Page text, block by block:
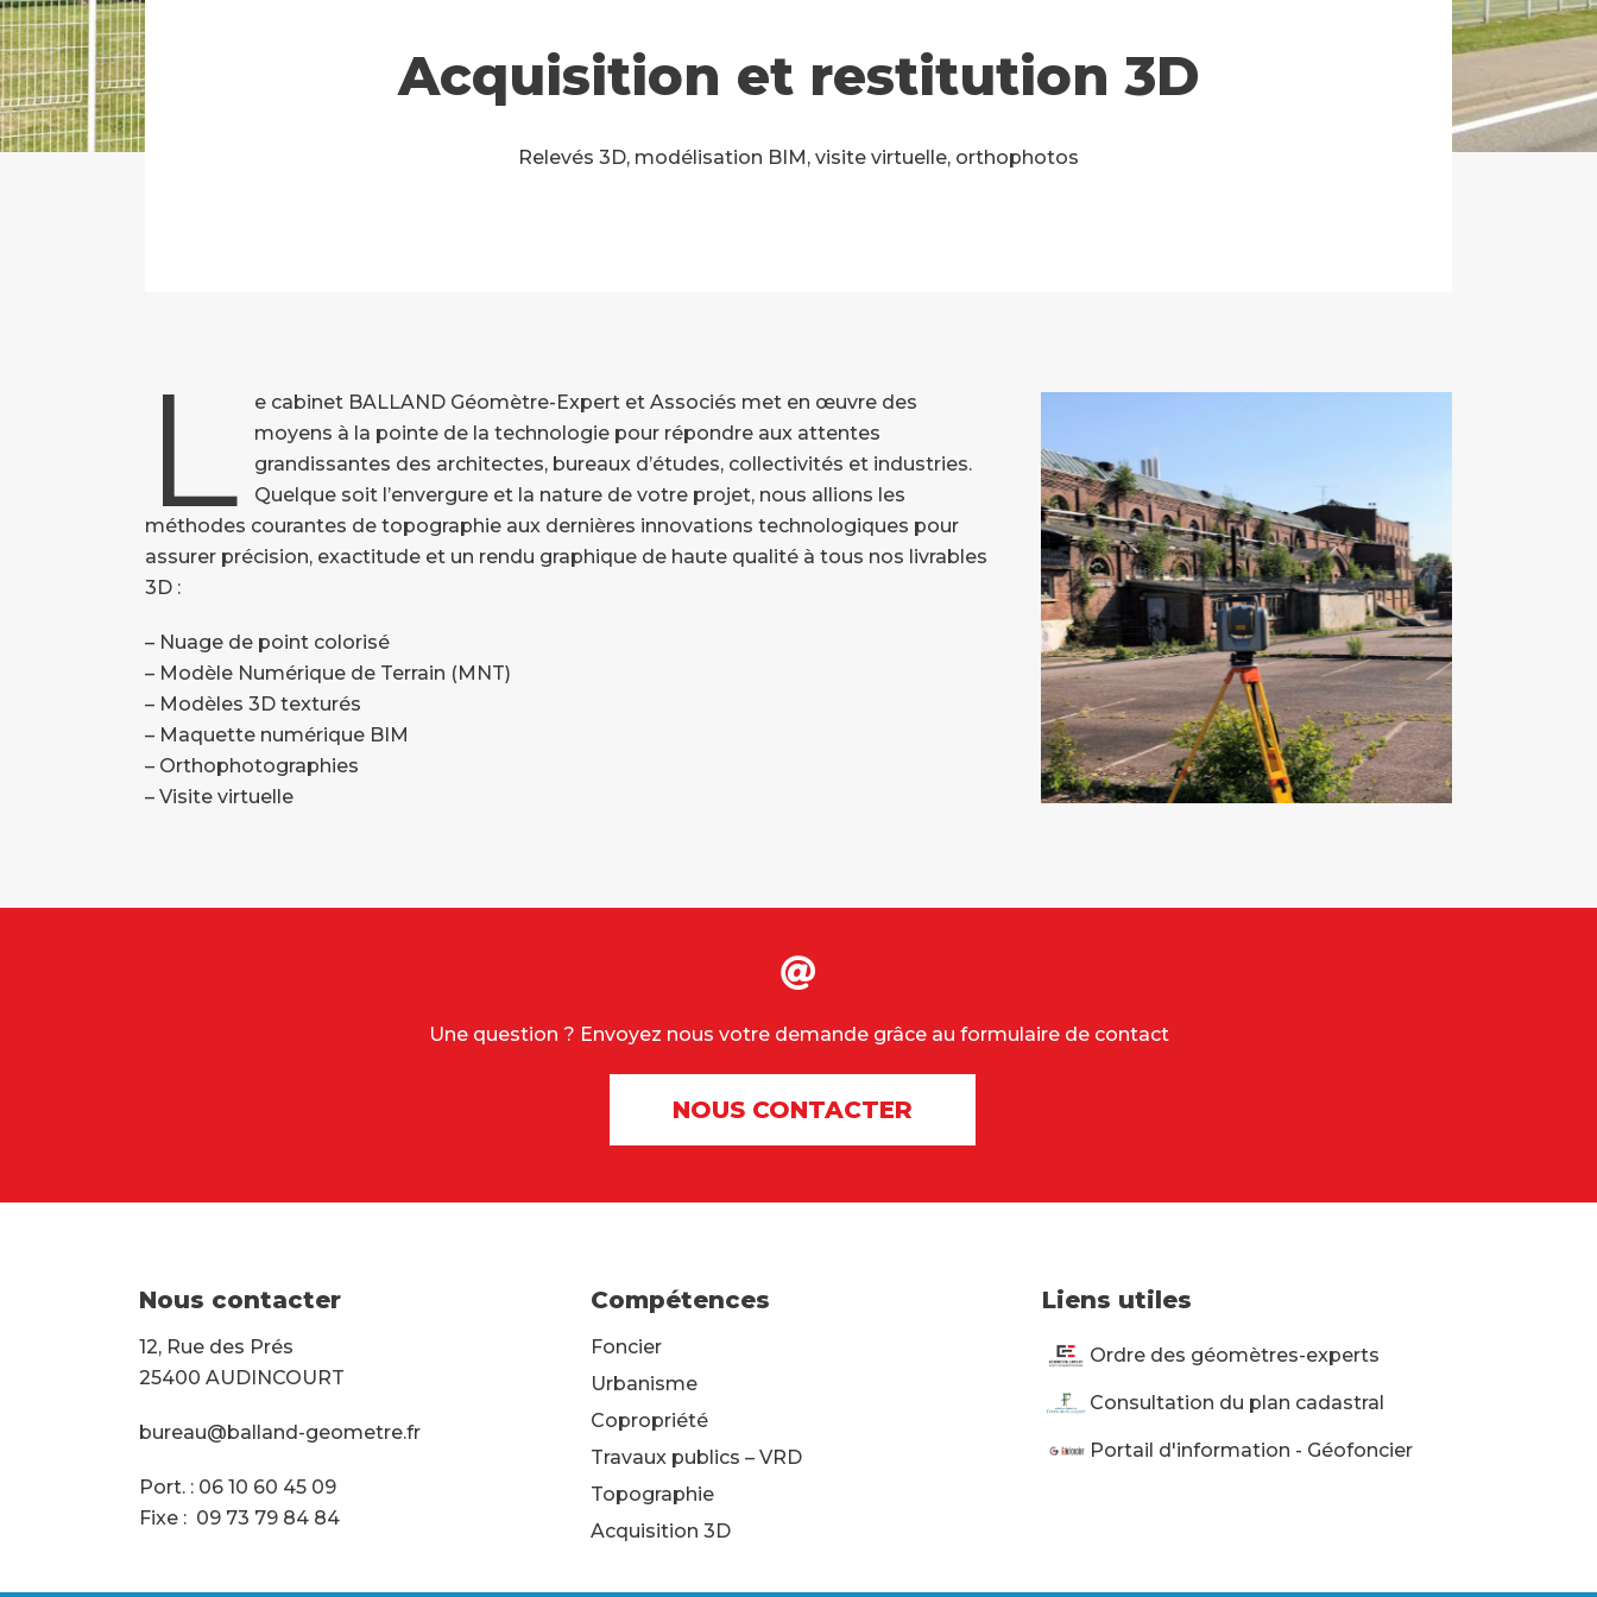
Acquisition et restitution 3D
Relevés 3D, modélisation BIM, visite virtuelle, orthophotos
L
e cabinet BALLAND Géomètre-Expert et Associés met en œuvre des
moyens à la pointe de la technologie pour répondre aux attentes
grandissantes des architectes, bureaux d’études, collectivités et industries.
Quelque soit l’envergure et la nature de votre projet, nous allions les
méthodes courantes de topographie aux dernières innovations technologiques pour
assurer précision, exactitude et un rendu graphique de haute qualité à tous nos livrables
3D :
– Nuage de point colorisé
– Modèle Numérique de Terrain (MNT)
– Modèles 3D texturés
– Maquette numérique BIM
– Orthophotographies
– Visite virtuelle
Une question ? Envoyez nous votre demande grâce au formulaire de contact
NOUS CONTACTER
Nous contacter
12, Rue des Prés
25400 AUDINCOURT
bureau@balland-geometre.fr
Port. : 06 10 60 45 09
Fixe : 09 73 79 84 84
Compétences
Foncier
Urbanisme
Copropriété
Travaux publics – VRD
Topographie
Acquisition 3D
Liens utiles
Ordre des géomètres-experts
Consultation du plan cadastral
Portail d'information - Géofoncier